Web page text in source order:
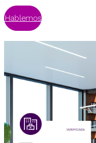
Hablemos